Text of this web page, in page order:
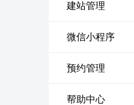
建站管理
微信小程序
预约管理
帮助中心